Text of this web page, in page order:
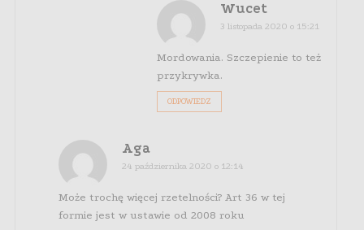
Wucet
3 listopada 2020 o 15:21
Mordowania. Szczepienie to też
przykrywka.
ODPOWIEDZ
Aga
24 października 2020 o 12:14
Może trochę więcej rzetelności? Art 36 w tej
formie jest w ustawie od 2008 roku